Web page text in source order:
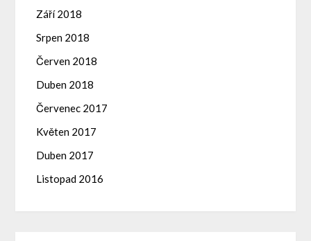
Září 2018
Srpen 2018
Červen 2018
Duben 2018
Červenec 2017
Květen 2017
Duben 2017
Listopad 2016